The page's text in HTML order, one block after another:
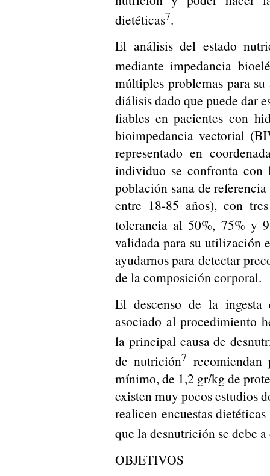
dietéticas7.
El análisis del estado
mediante impedancia
múltiples problemas para
diálisis dado que puede dar
fiables en pacientes con
bioimpedancia vectorial
representado en
individuo se confronta con
población sana de
entre 18-85 años), con
tolerancia al 50%, 75% y
validada para su utilización
ayudarnos para detectar
de la composición corporal.
El descenso de la
asociado al procedimiento
la principal causa de
de nutrición7 recomiendan
mínimo, de 1,2 gr/kg de
existen muy pocos estudios
realicen encuestas
que la desnutrición se debe
OBJETIVOS